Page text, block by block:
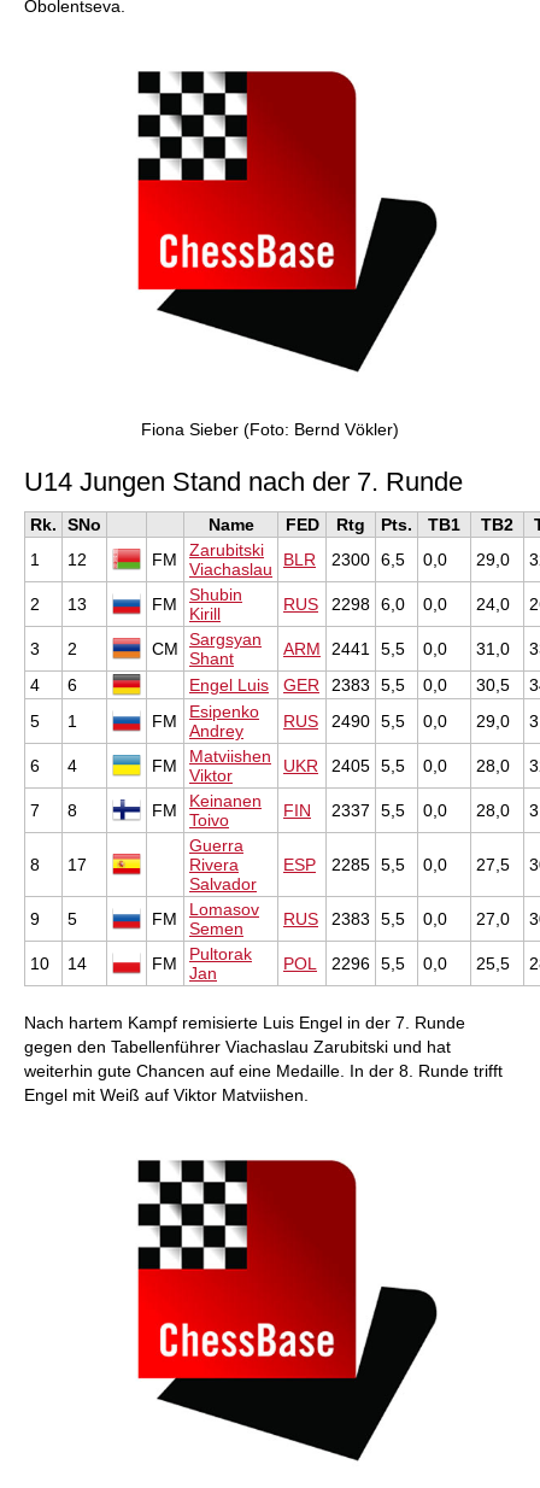
Obolentseva.
Fiona Sieber (Foto: Bernd Vökler)
U14 Jungen Stand nach der 7. Runde
Rk. SNo Name FED Rtg Pts. TB1 TB2
1
12 FM
Zarubitski
Viachaslau
BLR 2300 6,5 0,0 29,0
2 13 FM
Shubin
Kirill
RUS 2298 6,0 0,0 24,0
3 2 CM
Sargsyan
Shant
ARM 2441 5,5 0,0 31,0
4
6 Engel Luis GER 2383 5,5 0,0 30,5
5
1 FM
Esipenko
Andrey
RUS 2490 5,5 0,0 29,0
6 4 FM
Matviishen
Viktor
UKR 2405 5,5 0,0 28,0
7 8 FM
Keinanen
Toivo
FIN 2337 5,5 0,0 28,0
8 17
Guerra
Rivera
Salvador
ESP 2285 5,5 0,0 27,5
9 5 FM
Lomasov
Semen
RUS 2383 5,5 0,0 27,0
10 14 FM
Pultorak
Jan
POL 2296 5,5 0,0 25,5
Nach hartem Kampf remisierte Luis Engel in der 7. Runde
gegen den Tabellenführer Viachaslau Zarubitski und hat
weiterhin gute Chancen auf eine Medaille. In der 8. Runde trifft
Engel mit Weiß auf Viktor Matviishen.